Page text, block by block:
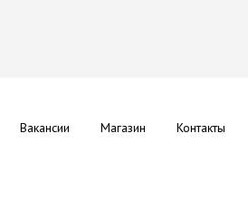
Вакансии Магазин Контакты